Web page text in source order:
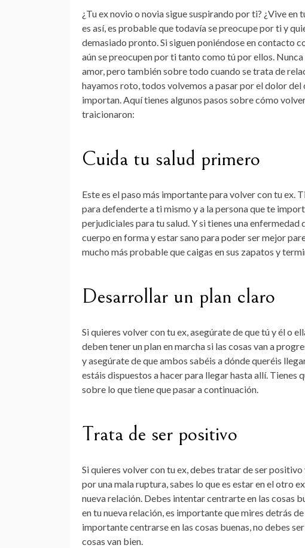
¿Tu ex novio o novia sigue suspirando por ti? ¿Vive en
es así, es probable que todavía se preocupe por ti y
demasiado pronto. Si siguen poniéndose en contacto
aún se preocupen por ti tanto como tú por ellos.
amor, pero también sobre todo cuando se trata de
hayamos roto, todos volvemos a pasar por el dolor del
importan. Aquí tienes algunos pasos sobre cómo
traicionaron:
Cuida tu salud primero
Este es el paso más importante para volver con tu ex.
para defenderte a ti mismo y a la persona que te
perjudiciales para tu salud. Y si tienes una
cuerpo en forma y estar sano para poder ser mejor
mucho más probable que caigas en sus zapatos y
Desarrollar un plan claro
Si quieres volver con tu ex, asegúrate de que tú y él o
deben tener un plan en marcha si las cosas van a
y asegúrate de que ambos sabéis a dónde queréis
estáis dispuestos a hacer para llegar hasta allí. Tienes
sobre lo que tiene que pasar a continuación.
Trata de ser positivo
Si quieres volver con tu ex, debes tratar de ser
por una mala ruptura, sabes lo que es estar en el otro
nueva relación. Debes intentar centrarte en las cosas
en tu nueva relación, es importante que mires detrás
importante centrarse en las cosas buenas, no debes
cosas van bien.